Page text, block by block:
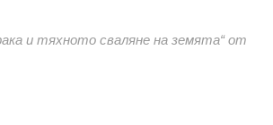
и тяхното сваляне на земята“ от